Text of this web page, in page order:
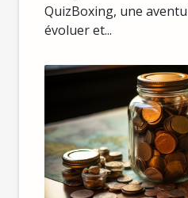
QuizBoxing, une
évoluer et...